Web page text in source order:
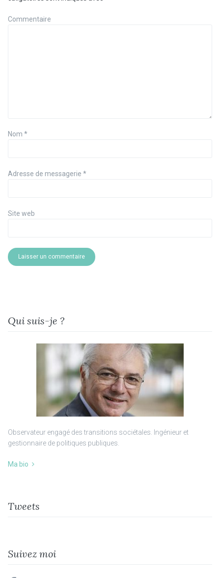
Commentaire
Nom *
Adresse de messagerie *
Site web
Qui suis-je ?
Observateur engagé des transitions sociétales. Ingénieur et
gestionnaire de politiques publiques.
Ma bio
Tweets
Suivez moi